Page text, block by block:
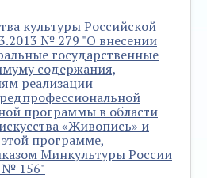
культуры Российской
№ 279 "О внесении
государственные
содержания,
реализации
программы в области
«Живопись» и
программе,
Минкультуры России
№ 156"